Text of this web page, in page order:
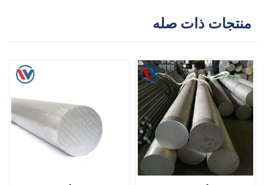
منتجات ذات صله